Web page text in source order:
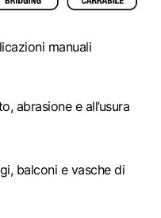
manuali
abrasione e all’usura
balconi e vasche di